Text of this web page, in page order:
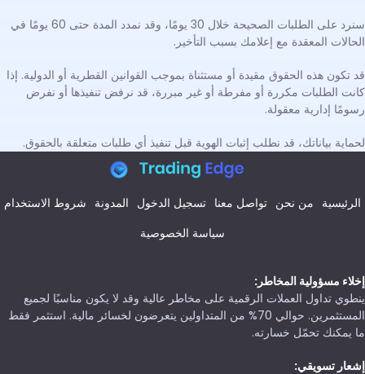
سنرد على الطلبات الصحيحة خلال 30 يومًا، وقد نمدد المدة حتى 60 يومًا في
الحالات المعقدة مع إعلامك بسبب التأخير.
قد تكون هذه الحقوق مقيدة أو مستثناة بموجب القوانين القطرية أو الدولية. إذا
كانت الطلبات مكررة أو مفرطة أو غير مبررة، قد نرفض تنفيذها أو نفرض
رسومًا إدارية معقولة.
لحماية بياناتك، قد نطلب إثبات الهوية قبل تنفيذ أي طلبات متعلقة بالحقوق.
الرئيسية من نحن تواصل معنا تسجيل الدخول المدونة شروط الاستخدام
سياسة الخصوصية
إخلاء مسؤولية المخاطر:
ينطوي تداول العملات الرقمية على مخاطر عالية وقد لا يكون مناسبًا لجميع
المستثمرين. حوالي 70% من المتداولين يتعرضون لخسائر مالية. استثمر فقط
ما يمكنك تحمّل خسارته.
إشعار تسويقي: